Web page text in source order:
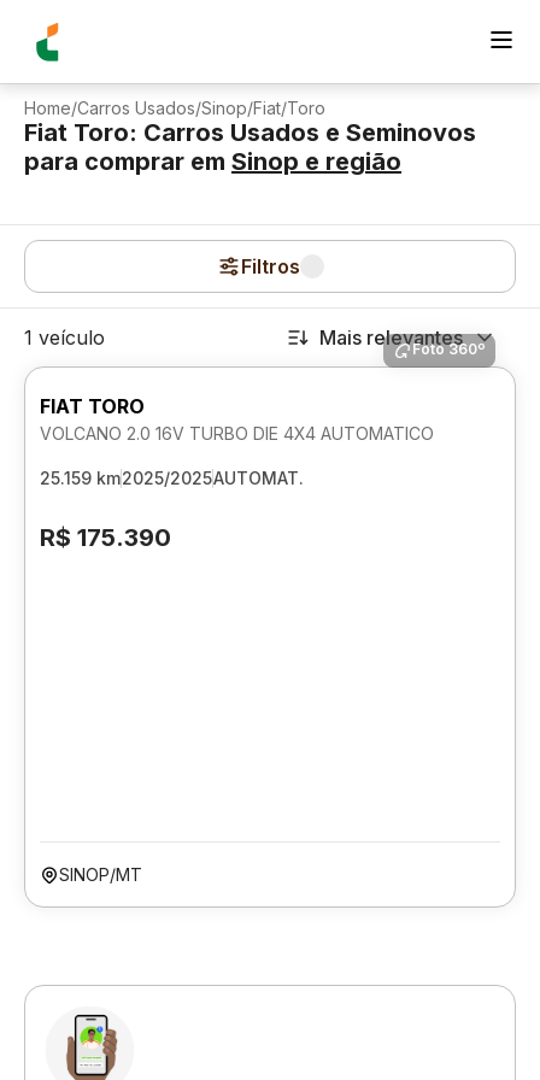
Home/Carros Usados/Sinop/Fiat/Toro
Fiat Toro: Carros Usados e Seminovos
para comprar em Sinop e região
Filtros
1 veículo Mais relevantes
Foto 360º
FIAT TORO
VOLCANO 2.0 16V TURBO DIE 4X4 AUTOMATICO
25.159 km2025/2025AUTOMAT.
R$ 175.390
SINOP/MT